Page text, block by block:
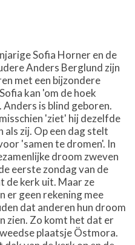
Sofia Horner en de
Anders Berglund zijn
met een bijzondere
kan 'om de hoek
Anders is blind geboren.
'ziet' hij dezelfde
als zij. Op een dag stelt
'samen te dromen'. In
droom zweven
eerste zondag van de
de kerk uit. Maar ze
er geen rekening mee
dat anderen hun droom
zien. Zo komt het dat er
plaatsje Östmora.